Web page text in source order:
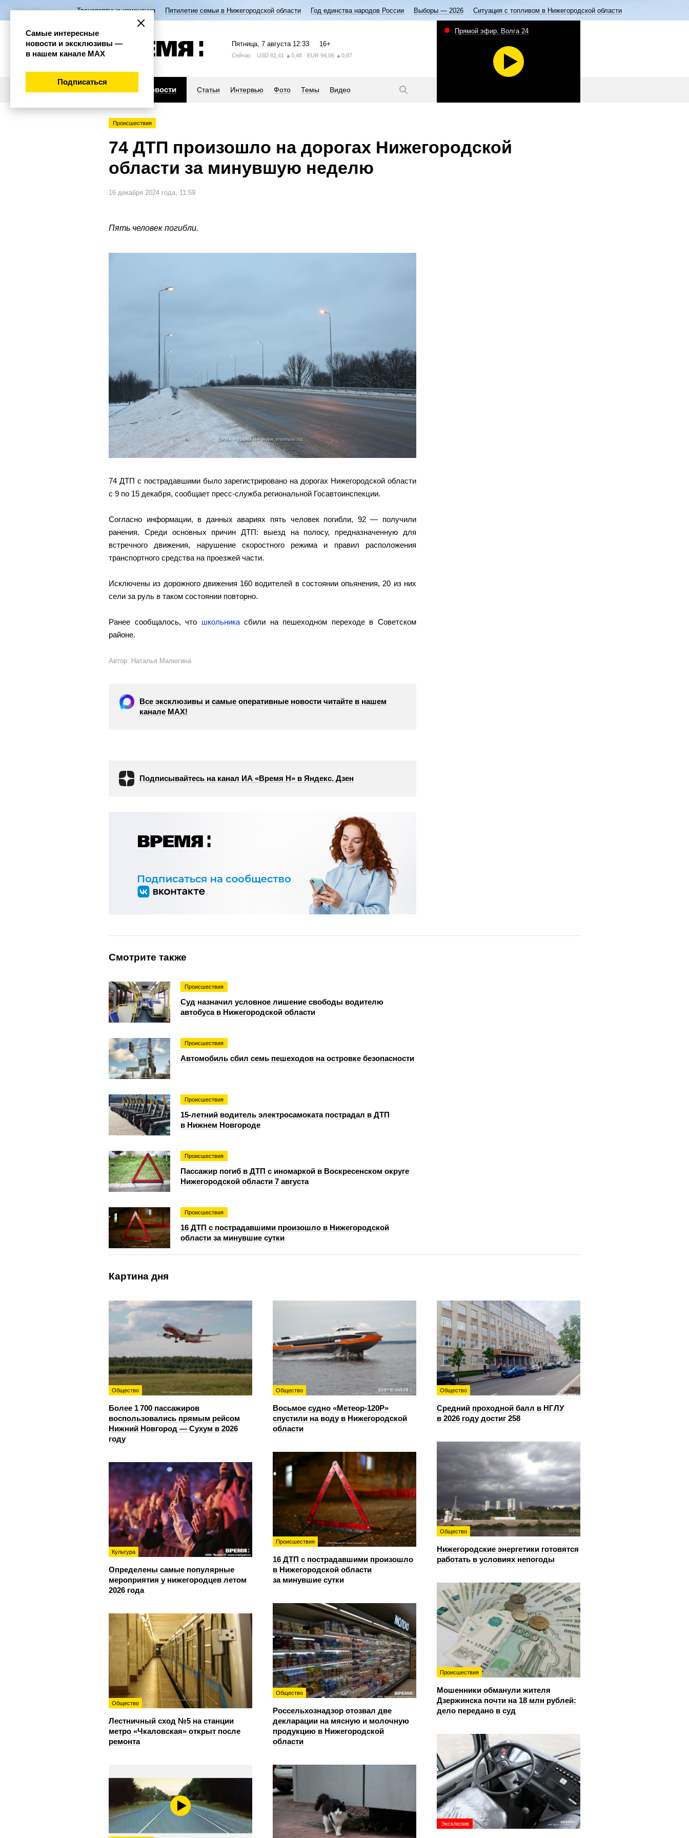
Транспортные изменения Пятилетие семьи в Нижегородской области Год единства народов России Выборы — 2026 Ситуация с топливом в Нижегородской области
Пятница, 7 августа 12:33 16+
Сейчас USD 81,41 ▲0,48 EUR 94,06 ▲0,87
Новости Статьи Интервью Фото Темы Видео
Прямой эфир. Волга 24
Происшествия
74 ДТП произошло на дорогах Нижегородской
области за минувшую неделю
16 декабря 2024 года, 11:59
Пять человек погибли.
74 ДТП с пострадавшими было зарегистрировано на дорогах Нижегородской области
с 9 по 15 декабря, сообщает пресс-служба региональной Госавтоинспекции.
Согласно информации, в данных авариях пять человек погибли, 92 — получили
ранения. Среди основных причин ДТП: выезд на полосу, предназначенную для
встречного движения, нарушение скоростного режима и правил расположения
транспортного средства на проезжей части.
Исключены из дорожного движения 160 водителей в состоянии опьянения, 20 из них
сели за руль в таком состоянии повторно.
Ранее сообщалось, что школьникасбили на пешеходном переходе в Советском
районе.
Автор: Наталья Малюгина
Все эксклюзивы и самые оперативные новости читайте в нашем
канале МАХ!
Подписывайтесь на канал ИА «Время Н» в Яндекс. Дзен
Смотрите также
Происшествия
Суд назначил условное лишение свободы водителю
автобуса в Нижегородской области
Происшествия
Автомобиль сбил семь пешеходов на островке безопасности
Происшествия
15-летний водитель электросамоката пострадал в ДТП
в Нижнем Новгороде
Происшествия
Пассажир погиб в ДТП с иномаркой в Воскресенском округе
Нижегородской области 7 августа
Происшествия
16 ДТП с пострадавшими произошло в Нижегородской
области за минувшие сутки
Картина дня
Общество
Более 1 700 пассажиров
воспользовались прямым рейсом
Нижний Новгород — Сухум в 2026
году
Общество
Восьмое судно «Метеор-120Р»
спустили на воду в Нижегородской
области
Общество
Средний проходной балл в НГЛУ
в 2026 году достиг 258
Общество
Нижегородские энергетики готовятся
работать в условиях непогоды
Происшествия
16 ДТП с пострадавшими произошло
в Нижегородской области
за минувшие сутки
Культура
Определены самые популярные
мероприятия у нижегородцев летом
2026 года
Происшествия
Мошенники обманули жителя
Дзержинска почти на 18 млн рублей:
дело передано в суд
Общество
Россельхознадзор отозвал две
декларации на мясную и молочную
продукцию в Нижегородской
области
Общество
Лестничный сход №5 на станции
метро «Чкаловская» открыт после
ремонта
Эксклюзив
Самые интересные
новости и эксклюзивы —
в нашем канале МАХ
Подписаться